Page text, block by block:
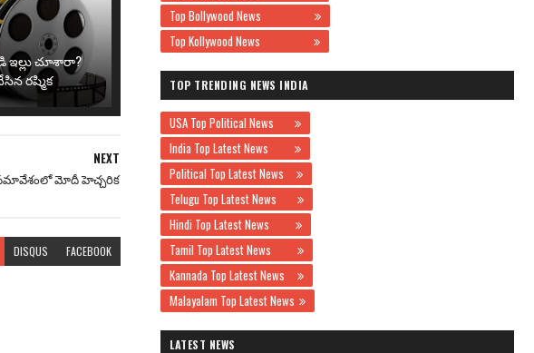
ఇల్లు చూశారా?
రష్మిక
NEXT
సమావేశంలో మోదీ హెచ్చరిక
DISQUS FACEBOOK
Top Bollywood News
Top Kollywood News
TOP TRENDING NEWS INDIA
USA Top Political News
India Top Latest News
Political Top Latest News
Telugu Top Latest News
Hindi Top Latest News
Tamil Top Latest News
Kannada Top Latest News
Malayalam Top Latest News
LATEST NEWS